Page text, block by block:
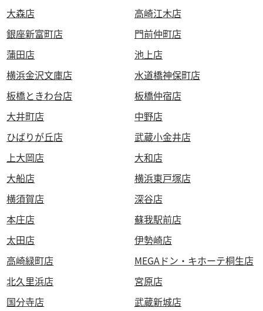
大森店
高崎江木店
銀座新富町店
門前仲町店
蒲田店
池上店
横浜金沢文庫店
水道橋神保町店
板橋ときわ台店
板橋仲宿店
大井町店
中野店
ひばりが丘店
武蔵小金井店
上大岡店
大和店
大船店
横浜東戸塚店
横須賀店
深谷店
本庄店
蘇我駅前店
太田店
伊勢崎店
高崎緑町店
MEGAドン・キホーテ桐生店
北久里浜店
宮原店
国分寺店
武蔵新城店